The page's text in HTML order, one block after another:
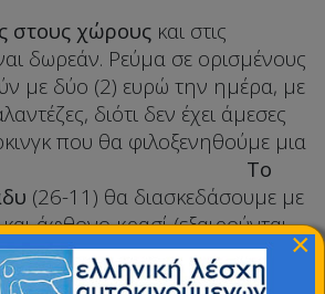
στους χώρους και στις
δωρεάν. Ρεύμα σε ορισμένους
με δύο (2) ευρώ την ημέρα, με
διότι δεν έχει άμεσες
που θα φιλοξενηθούμε μια
για ΙΧ. Το
(26-11) θα διασκεδάσουμε με
άφθονο κρασί (εξαιρούνται
οι μπύρες) με 18 ευρώ το
×